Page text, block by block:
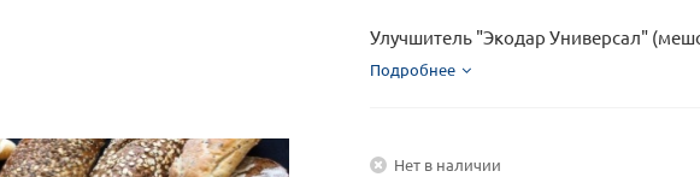
Улучшитель "Экодар Универсал"
Подробнее
Нет в наличии